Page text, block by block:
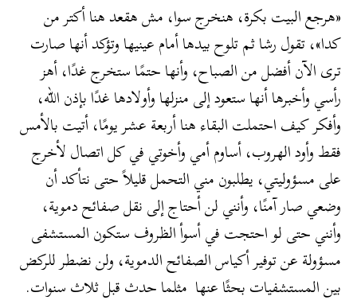
«هرجع البيت بكرة، هنخرج سوا، مش هقعد هنا أكتر من
كدا»، تقول رشا ثم تلوح بيدها أمام عينيها وتؤكد أنها صارت
ترى الآن أفضل من الصباح، وأنها حتمًا ستخرج غدًا، أهز
رأسي وأخبرها أنها ستعود إلى منزلها وأولادها غدًا بإذن الله،
وأفكر كيف احتملت البقاء هنا أربعة عشر يومًا، أتيت بالأمس
فقط وأود الهروب، أساوم أمي وأخوتي في كل اتصال لأخرج
على مسؤوليتي، يطلبون مني التحمل قليلاً حتى نتأكد أن
وضعي صار آمنًا، وأنني لن أحتاج إلى نقل صفائح دموية،
وأنني حتى لو احتجت في أسوأ الظروف ستكون المستشفى
مسؤولة عن توفير أكياس الصفائح الدموية، ولن نضطر للركض
بين المستشفيات بحثًا عنها مثلما حدث قبل ثلاث سنوات.